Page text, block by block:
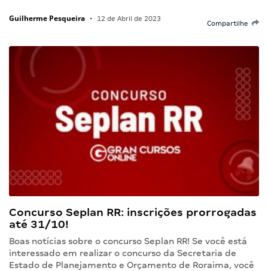
Guilherme Pesqueira • 12 de Abril de 2023
Compartilhe
Concurso Seplan RR: inscrições prorrogadas
até 31/10!
Boas notícias sobre o concurso Seplan RR! Se você está
interessado em realizar o concurso da Secretaria de
Estado de Planejamento e Orçamento de Roraima, você